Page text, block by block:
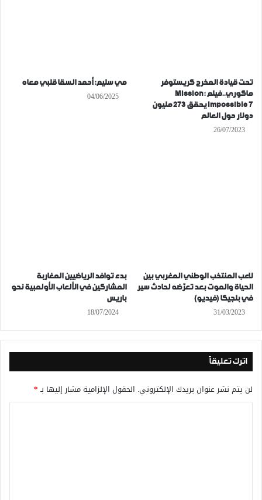
تحت قيادة المخرج كريستوفر
ماكوري..فيلم Mission:
Impossible 7 يحقق 273 مليون
دولار حول العالم
26/07/2023
مي سليم: أحمد السقا قلبي معاه
04/06/2025
لاعب المنتخب الوطني المغربي بين
الحياة والموت بعد تعرّضه لحادث سير
في بلجيكا (فيديو)
31/03/2023
بدء توافد الرياضيين المغاربة
المشاركين في الألعاب الأولمبية نحو
باريس
18/07/2024
اترك تعليقاً
لن يتم نشر عنوان بريدك الإلكتروني. الحقول الإلزامية مشار إليها بـ*